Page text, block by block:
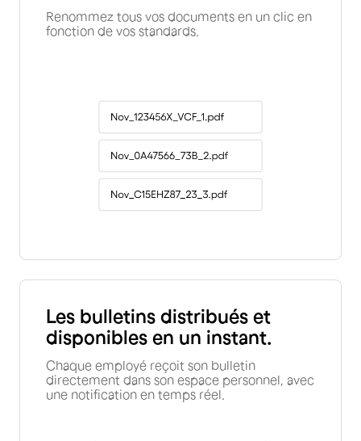
Renommez tous vos documents en un clic en
fonction de vos standards.
Les bulletins distribués et
disponibles en un instant.
Chaque employé reçoit son bulletin
directement dans son espace personnel, avec
une notification en temps réel.